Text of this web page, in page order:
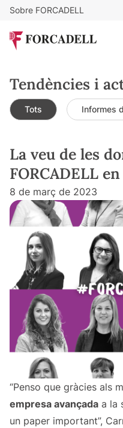
Sobre FORCADELL
Tendències i
Tots Informes
La veu de les
FORCADELL
8 de març de 2023
“Penso que gràcies als
empresa avançada a la
un paper important”,